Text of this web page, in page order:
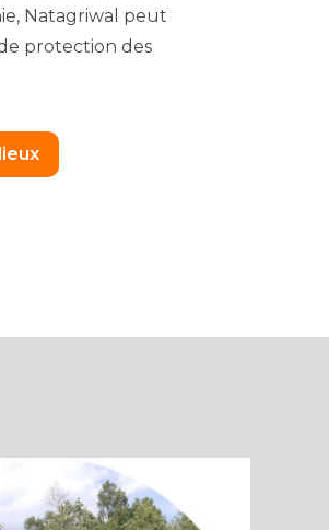
Natagriwal peut
protection des